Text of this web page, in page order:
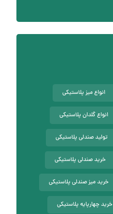
انواع میز پلاستیکی
انواع گلدان پلاستیکی
تولید صندلی پلاستیکی
خرید صندلی پلاستیکی
خرید میز صندلی پلاستیکی
خرید چهارپایه پلاستیکی